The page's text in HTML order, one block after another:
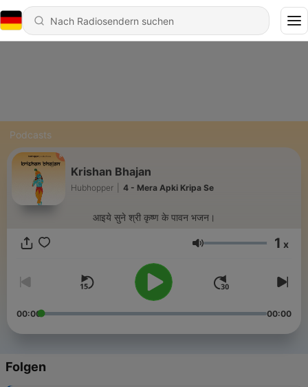
Podcasts
Krishan Bhajan
Hubhopper 4 - Mera Apki Kripa Se
आइये सुने श्री कृष्ण के पावन भजन।
Lautstärke 1 x
00:00 00:00
Folgen